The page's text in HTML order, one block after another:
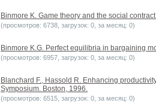
Binmore K. Game theory and the social
(просмотров: 6738, загрузок: 0, за месяц: 0)
Binmore K.G. Perfect equilibria in bargaining
(просмотров: 6957, загрузок: 0, за месяц: 0)
Blanchard F., Hassold R. Enhancing
Symposium. Boston, 1996.
(просмотров: 6515, загрузок: 0, за месяц: 0)